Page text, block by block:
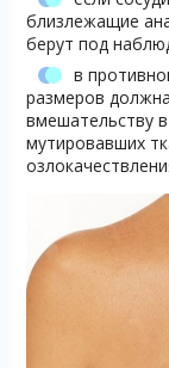
близлежащие
берут под
в
размеров
вмешательству
мутировавших